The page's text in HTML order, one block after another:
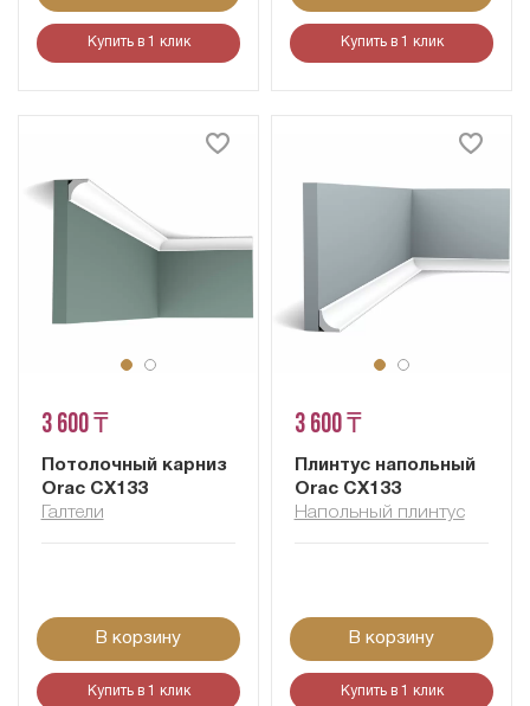
Купить в 1 клик Купить в 1 клик
3 600 ₸
Потолочный карниз
Orac CX133
Галтели
В корзину
Купить в 1 клик
3 600 ₸
Плинтус напольный
Orac CX133
Напольный плинтус
В корзину
Купить в 1 клик